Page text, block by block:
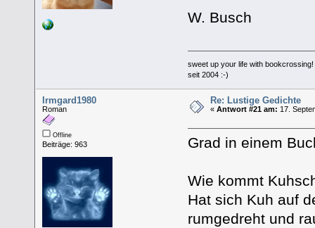
W. Busch
sweet up your life with bookcrossing!
seit 2004 :-)
Irmgard1980
Roman
Offline
Beiträge: 963
Re: Lustige Gedichte
«Antwort #21 am: 17.
Grad in einem
Wie kommt
Hat sich Kuh auf
rumgedreht und